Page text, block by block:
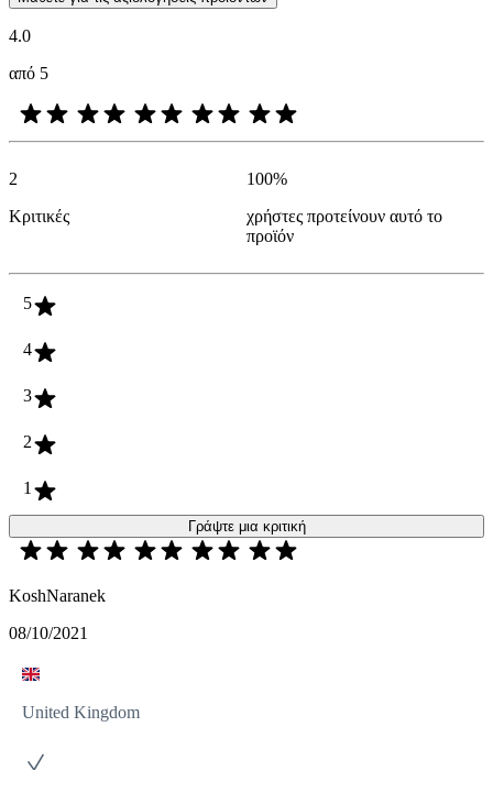
4.0
από 5
2
Κριτικές
100%
χρήστες προτείνουν αυτό το
προϊόν
5
4
3
2
1
Γράψτε μια κριτική
KoshNaranek
08/10/2021
United Kingdom